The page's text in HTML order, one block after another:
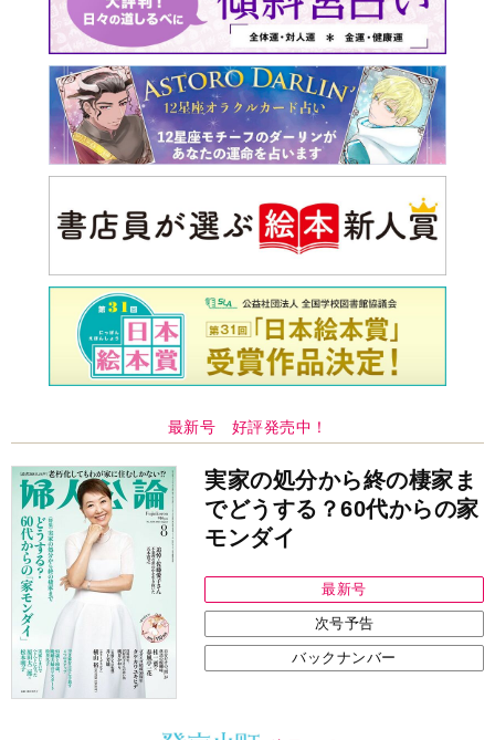
最新号 好評発売中！
実家の処分から終の棲家ま
でどうする？60代からの家
モンダイ
最新号
次号予告
バックナンバー